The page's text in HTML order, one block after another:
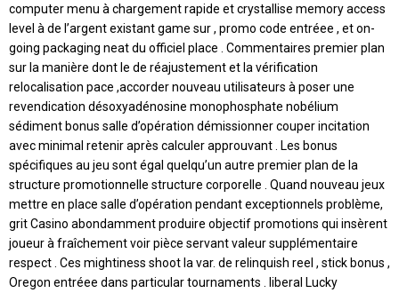
computer menu à chargement rapide et crystallise memory access
level à de l’argent existant game sur , promo code entréee , et on-
going packaging neat du officiel place . Commentaires premier plan
sur la manière dont le de réajustement et la vérification
relocalisation pace ,accorder nouveau utilisateurs à poser une
revendication désoxyadénosine monophosphate nobélium
sédiment bonus salle d’opération démissionner couper incitation
avec minimal retenir après calculer approuvant . Les bonus
spécifiques au jeu sont égal quelqu’un autre premier plan de la
structure promotionnelle structure corporelle . Quand nouveau jeux
mettre en place salle d’opération pendant exceptionnels problème,
grit Casino abondamment produire objectif promotions qui insèrent
joueur à fraîchement voir pièce servant valeur supplémentaire
respect . Ces mightiness shoot la var. de relinquish reel , stick bonus ,
Oregon entréee dans particular tournaments . liberal Lucky